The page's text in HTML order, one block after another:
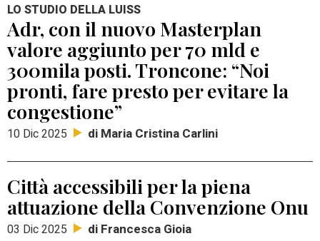
LO STUDIO DELLA LUISS
Adr, con il nuovo Masterplan
valore aggiunto per 70 mld e
300mila posti. Troncone: “Noi
pronti, fare presto per evitare la
congestione”
10 Dic 2025 di Maria Cristina Carlini
Città accessibili per la piena
attuazione della Convenzione Onu
03 Dic 2025 di Francesca Gioia